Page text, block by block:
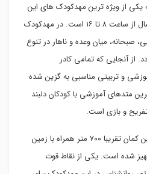
یکی از ویژه ترین مهدکودک های این
محله که پذیرای کودکان ۳ تا ۶ سال از ساعت ۸ تا ۱۶ است. در مهدکودک
۳ وعده غذایی، صبحانه، میان وعده و ناهار در تنوع
آنجایی که تمامی کادر
و تربیتی مناسبی به گزین شده
متدهای آموزشی با کودکان دلبند
و بازی است.
فضای سر پوشیده مهدکودک رنگین کمان تقریبا ۷۰۰ متر همراه با زمین
حیاط تجهیز شده است. یکی از نقاط قوت